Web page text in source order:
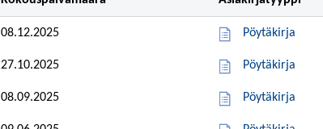
08.12.2025 Pöytäkirja
27.10.2025 Pöytäkirja
08.09.2025 Pöytäkirja